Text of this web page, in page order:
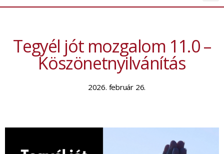
Tegyél jót mozgalom 11.0 –
Köszönetnyilvánítás
2026. február 26.